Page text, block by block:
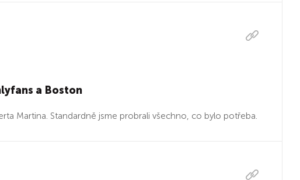
a Boston
Martina. Standardně jsme probrali všechno, co bylo potřeba.